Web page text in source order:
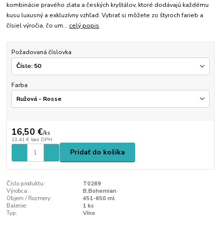
kombinácie pravého zlata a českých kryštálov, ktoré dodávajú každému
kusu luxusný a exkluzívny vzhľad. Vybrať si môžete zo štyroch farieb a
čísiel výročia, čo um... celý popis
Požadovaná číslovka
Farba
16,50 €/ks
13,41 € bez DPH
Pridať do košíka
Číslo produktu:
T0269
Výrobca:
B.Bohemian
Objem / Rozmery:
451-650 ml
Balenie:
1 ks
Typ:
Víno